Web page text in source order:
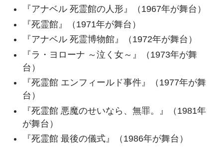
『アナベル 死霊館の人形』（1967年が舞台）
『死霊館』（1971年が舞台）
『アナベル 死霊博物館』（1972年が舞台）
『ラ・ヨローナ ～泣く女～』（1973年が舞
台）
『死霊館 エンフィールド事件』（1977年が舞
台）
『死霊館 悪魔のせいなら、無罪。』（1981年
が舞台）
『死霊館 最後の儀式』（1986年が舞台）